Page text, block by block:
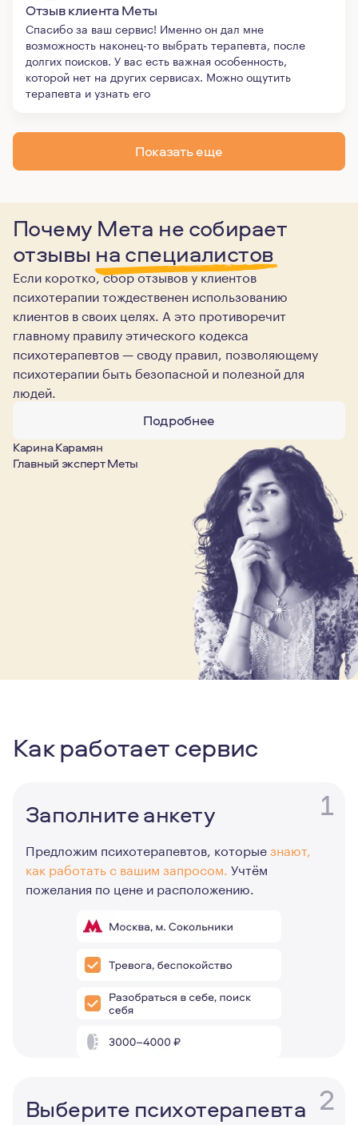
Отзыв клиента Меты
Спасибо за ваш сервис! Именно он дал мне
возможность наконец-то выбрать терапевта, после
долгих поисков. У вас есть важная особенность,
которой нет на других сервисах. Можно ощутить
терапевта и узнать его
Показать еще
Почему Мета не собирает
отзывы на специалистов
Если коротко, сбор отзывов у клиентов
психотерапии тождественен использованию
клиентов в своих целях. А это противоречит
главному правилу этического кодекса
психотерапевтов — своду правил, позволяющему
психотерапии быть безопасной и полезной для
людей.
Подробнее
Карина Карамян
Главный эксперт Меты
Как работает сервис
1
Заполните анкету
Предложим психотерапевтов, которыезнают,
как работать с вашим запросом. Учтём
пожелания по цене и расположению.
2
Выберите психотерапевта